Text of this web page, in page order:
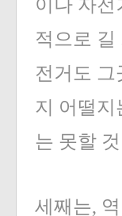
이나 자
적으로
전거도 그
지 어떨지
는 못할
세째는,